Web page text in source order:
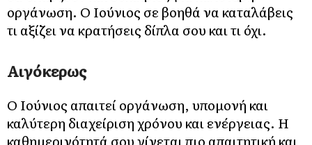
οργάνωση. Ο Ιούνιος σε βοηθά να καταλάβεις
τι αξίζει να κρατήσεις δίπλα σου και τι όχι.
Αιγόκερως
Ο Ιούνιος απαιτεί οργάνωση, υπομονή και
καλύτερη διαχείριση χρόνου και ενέργειας. Η
καθημερινότητά σου γίνεται πιο απαιτητική και